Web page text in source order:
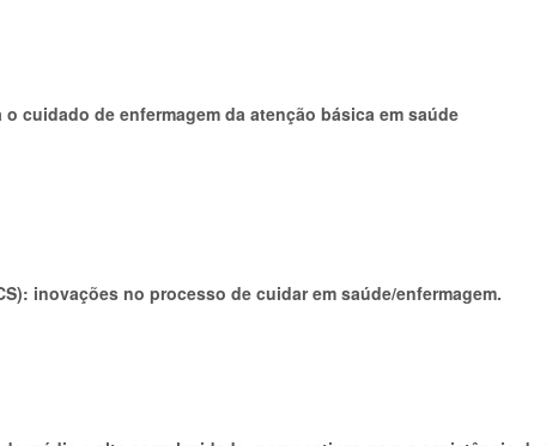
cuidado de enfermagem da atenção básica em saúde
inovações no processo de cuidar em saúde/enfermagem.